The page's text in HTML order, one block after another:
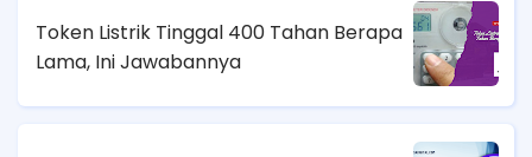
Token Listrik Tinggal 400 Tahan Berapa
Lama, Ini Jawabannya